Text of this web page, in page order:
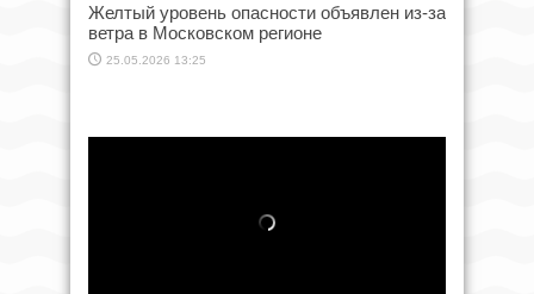
Желтый уровень опасности объявлен из-за
ветра в Московском регионе
25.05.2026 13:25